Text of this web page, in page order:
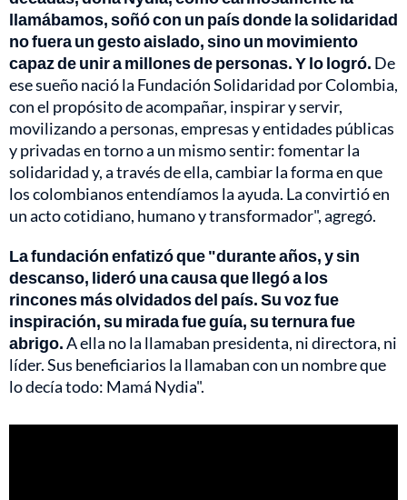
llamábamos, soñó con un país donde la solidaridad
no fuera un gesto aislado, sino un movimiento
capaz de unir a millones de personas. Y lo logró. De
ese sueño nació la Fundación Solidaridad por Colombia,
con el propósito de acompañar, inspirar y servir,
movilizando a personas, empresas y entidades públicas
y privadas en torno a un mismo sentir: fomentar la
solidaridad y, a través de ella, cambiar la forma en que
los colombianos entendíamos la ayuda. La convirtió en
un acto cotidiano, humano y transformador", agregó.
La fundación enfatizó que "durante años, y sin
descanso, lideró una causa que llegó a los
rincones más olvidados del país. Su voz fue
inspiración, su mirada fue guía, su ternura fue
abrigo.A ella no la llamaban presidenta, ni directora, ni
líder. Sus beneficiarios la llamaban con un nombre que
lo decía todo: Mamá Nydia".